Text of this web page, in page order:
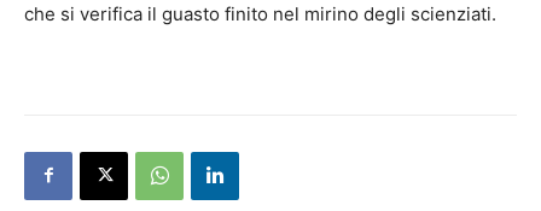
che si verifica il guasto finito nel mirino degli scienziati.